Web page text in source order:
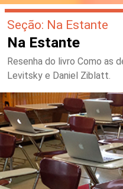
Seção: Na Estante
Na Estante
Resenha do livro Como as
Levitsky e Daniel Ziblatt.